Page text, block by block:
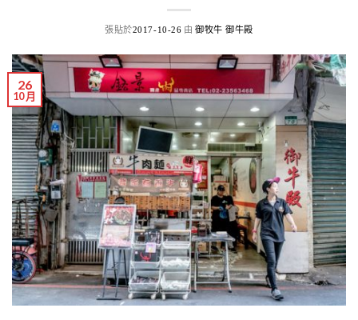
張貼於2017-10-26 由御牧牛 御牛殿
26
10 月